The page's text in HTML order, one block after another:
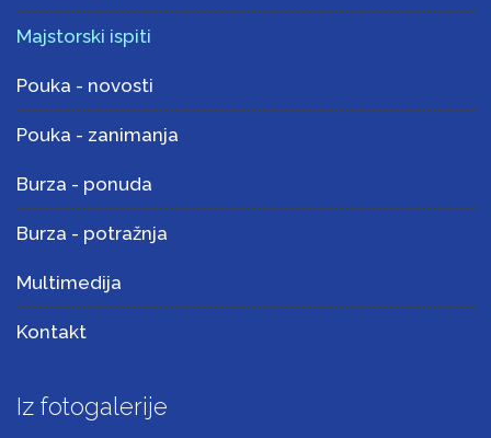
Majstorski ispiti
Pouka - novosti
Pouka - zanimanja
Burza - ponuda
Burza - potražnja
Multimedija
Kontakt
Iz fotogalerije